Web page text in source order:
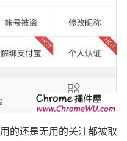
的还是无用的关注都被取